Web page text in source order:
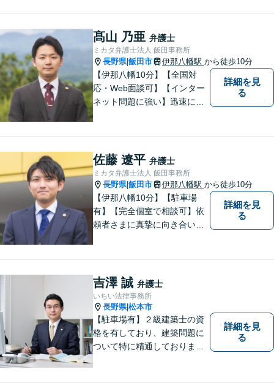
であることを心がけ、誠実
に、そして丁寧に対応してい
きます。
髙山 乃亜 弁護士
ミカタ弁護士法人 飯田事務所
長野県|飯田市 伊那八幡駅 から徒歩10分
【伊那八幡10分】【全国対
応・Web面談可】【インター
ネット問題に強い】迅速に対
のようなことでも、お気軽に
ご相談ください。
詳細を見
る
佐藤 遼平 弁護士
ミカタ弁護士法人 飯田事務所
長野県|飯田市 伊那八幡駅 から徒歩10分
【伊那八幡10分】【駐車場
有】【完全個室で相談可】依
頼者さまに真摯に向き合い、
は日本全国です。 遠方の方は
Web面談や電話でのご連絡が
可能です。
詳細を見
る
吉澤 誠 弁護士
いちい法律事務所
長野県|松本市
【駐車場有】２級建築士の資
格を有しており、建築問題に
ついて特に精通しておりま
詳細を見
る